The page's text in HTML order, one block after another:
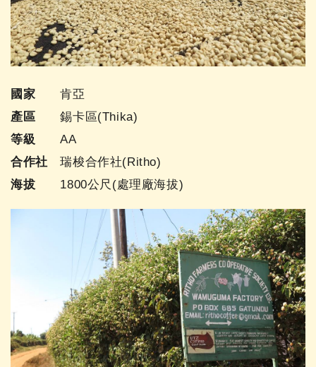
國家 肯亞
產區 錫卡區(Thika)
等級 AA
合作社 瑞梭合作社(Ritho)
海拔 1800公尺(處理廠海拔)